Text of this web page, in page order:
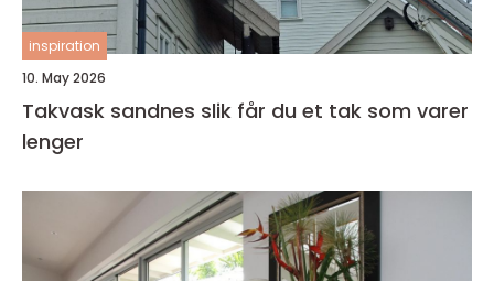
inspiration
10. May 2026
Takvask sandnes slik får du et tak som varer
lenger